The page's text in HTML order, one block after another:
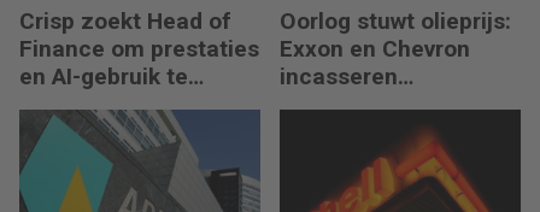
Crisp zoekt Head of
Finance om prestaties
en AI-gebruik te
versnellen
Oorlog stuwt olieprijs:
Exxon en Chevron
incasseren
miljardenwinsten